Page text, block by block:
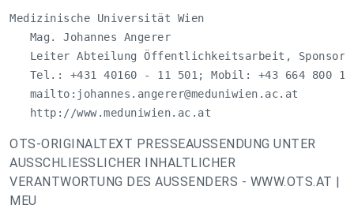
Medizinische Universität Wien
   Mag. Johannes Angerer
Leiter Abteilung Öffentlichkeitsarbeit,
Tel.: +431 40160 - 11 501; Mobil: +43 664 800
   mailto:
johannes.angerer@meduniwien.ac.at
   http://www.meduniwien.ac.at
OTS-ORIGINALTEXT PRESSEAUSSENDUNG UNTER
AUSSCHLIESSLICHER INHALTLICHER
VERANTWORTUNG DES AUSSENDERS - WWW.OTS.AT |
MEU